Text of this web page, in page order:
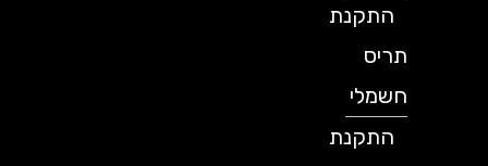
התקנת
תריס
חשמלי
התקנת